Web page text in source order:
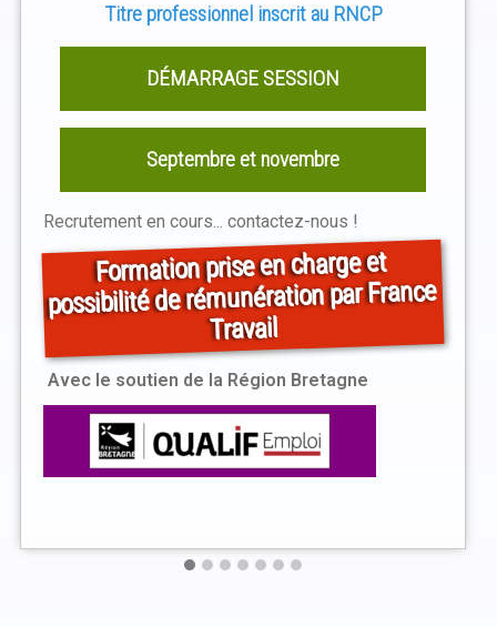
Titre professionnel inscrit au RNCP
DÉMARRAGE SESSION
Septembre et novembre
Recrutement en cours... contactez-nous !
Formation prise en charge et
possibilité de rémunération par France
Travail
Avec le soutien de la Région Bretagne